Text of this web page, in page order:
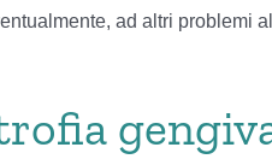
ad altri problemi